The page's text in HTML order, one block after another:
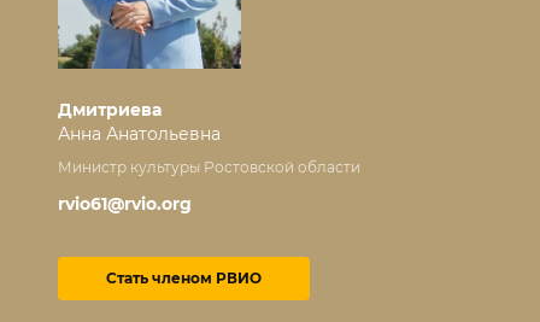
Дмитриева
Анна Анатольевна
Министр культуры Ростовской области
rvio61@rvio.org
Стать членом РВИО